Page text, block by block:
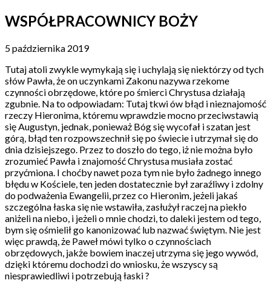
WSPÓŁPRACOWNICY BOŻY
5 października 2019
Tutaj atoli zwykle wymykają się i uchylają się niektórzy od tych
słów Pawła, że on uczynkami Zakonu nazywa rzekome
czynności obrzędowe, które po śmierci Chrystusa działają
zgubnie. Na to odpowiadam: Tutaj tkwi ów błąd i nieznajomość
rzeczy Hieronima, któremu wprawdzie mocno przeciwstawią
się Augustyn, jednak, ponieważ Bóg się wycofał i szatan jest
górą, błąd ten rozpowszechnił się po świecie i utrzymał się do
dnia dzisiejszego. Przez to doszło do tego, iż nie można było
zrozumieć Pawła i znajomość Chrystusa musiała zostać
przyćmiona. I choćby nawet poza tym nie było żadnego innego
błędu w Kościele, ten jeden dostatecznie był zaraźliwy i zdolny
do podważenia Ewangelii, przez co Hieronim, jeżeli jakaś
szczególna łaska się nie wstawiła, zasłużył raczej na piekło
aniżeli na niebo, i jeżeli o mnie chodzi, to daleki jestem od tego,
bym się ośmielił go kanonizować lub nazwać świętym. Nie jest
więc prawdą, że Paweł mówi tylko o czynnościach
obrzędowych, jakże bowiem inaczej utrzyma się jego wywód,
dzięki któremu dochodzi do wniosku, że wszyscy są
niesprawiedliwi i potrzebują łaski ?